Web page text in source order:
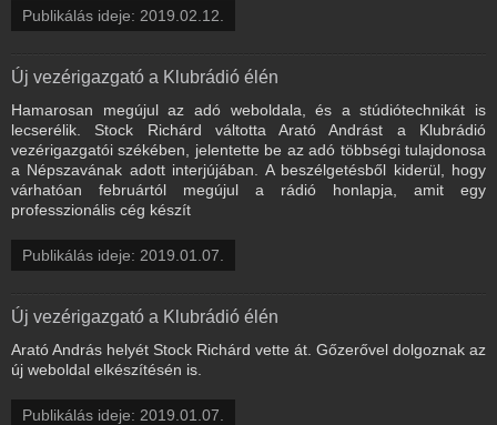
Publikálás ideje: 2019.02.12.
Új vezérigazgató a Klubrádió élén
Hamarosan megújul az adó weboldala, és a stúdiótechnikát is
lecserélik. Stock Richárd váltotta Arató Andrást a Klubrádió
vezérigazgatói székében, jelentette be az adó többségi tulajdonosa
a Népszavának adott interjújában. A beszélgetésből kiderül, hogy
várhatóan februártól megújul a rádió honlapja, amit egy
professzionális cég készít
Publikálás ideje: 2019.01.07.
Új vezérigazgató a Klubrádió élén
Arató András helyét Stock Richárd vette át. Gőzerővel dolgoznak az
új weboldal elkészítésén is.
Publikálás ideje: 2019.01.07.